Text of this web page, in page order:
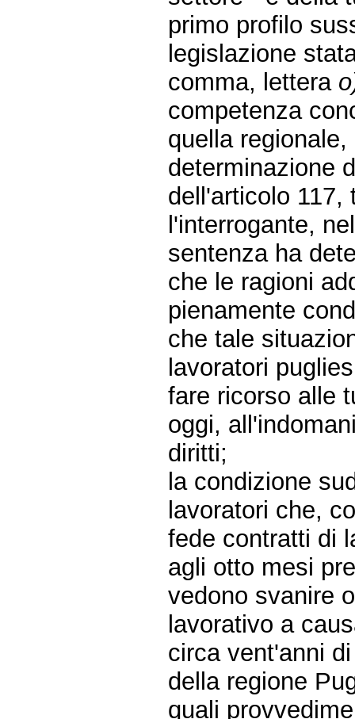
primo profilo
legislazione
comma, lettera
competenza
quella
determinazione
dell'articolo 117,
l'interrogante,
sentenza ha
che le ragioni
pienamente
che tale
lavoratori
fare ricorso alle
oggi,
diritti;
la condizione
lavoratori che,
fede contratti di
agli otto mesi
vedono svanire
lavorativo a
circa vent'anni
della regione
quali